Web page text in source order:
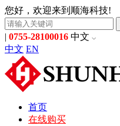
您好，欢迎来到顺海科技!
| 0755-28100016 中文
中文 EN
首页
在线购买